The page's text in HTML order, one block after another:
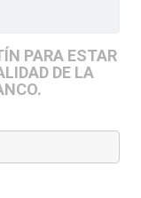
PARA ESTAR
DE LA